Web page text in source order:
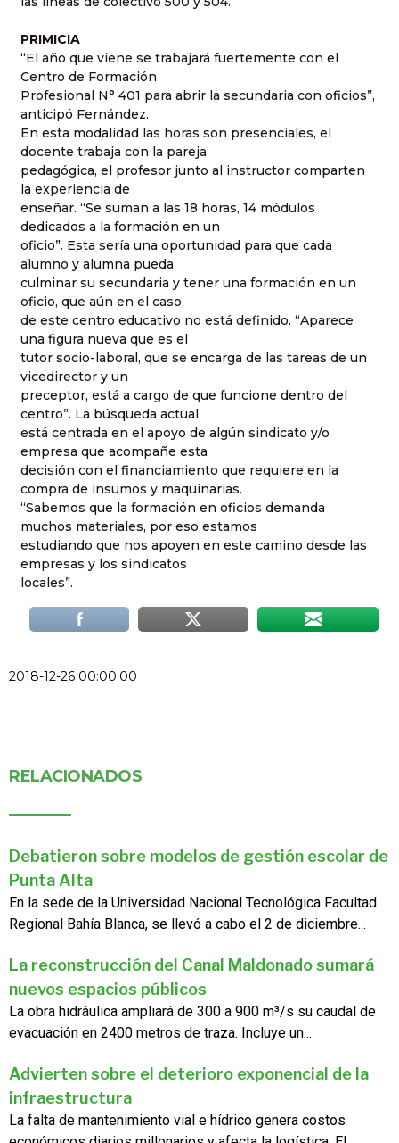
PRIMICIA
“El año que viene se trabajará fuertemente con el
Centro de Formación
Profesional N° 401 para abrir la secundaria con oficios”,
anticipó Fernández.
En esta modalidad las horas son presenciales, el
docente trabaja con la pareja
pedagógica, el profesor junto al instructor comparten
la experiencia de
enseñar. “Se suman a las 18 horas, 14 módulos
dedicados a la formación en un
oficio”. Esta sería una oportunidad para que cada
alumno y alumna pueda
culminar su secundaria y tener una formación en un
oficio, que aún en el caso
de este centro educativo no está definido. “Aparece
una figura nueva que es el
tutor socio-laboral, que se encarga de las tareas de un
vicedirector y un
preceptor, está a cargo de que funcione dentro del
centro”. La búsqueda actual
está centrada en el apoyo de algún sindicato y/o
empresa que acompañe esta
decisión con el financiamiento que requiere en la
compra de insumos y maquinarias.
“Sabemos que la formación en oficios demanda
muchos materiales, por eso estamos
estudiando que nos apoyen en este camino desde las
empresas y los sindicatos
locales”.
2018-12-26 00:00:00
RELACIONADOS
Debatieron sobre modelos de gestión escolar de
Punta Alta
En la sede de la Universidad Nacional Tecnológica Facultad
Regional Bahía Blanca, se llevó a cabo el 2 de diciembre...
La reconstrucción del Canal Maldonado sumará
nuevos espacios públicos
La obra hidráulica ampliará de 300 a 900 m³/s su caudal de
evacuación en 2400 metros de traza. Incluye un...
Advierten sobre el deterioro exponencial de la
infraestructura
La falta de mantenimiento vial e hídrico genera costos